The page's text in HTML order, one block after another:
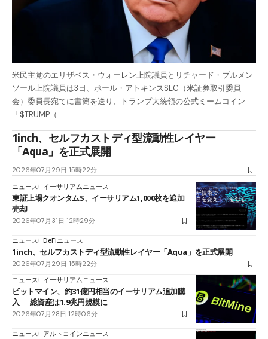
米民主党のエリザベス・ウォーレン上院議員とリチャード・ブルメン
ソール上院議員は3日、ポール・アトキンスSEC（米証券取引委員
会）委員長宛てに書簡を送り、トランプ大統領の公式ミームコイン
「$TRUMP（…
1inch、セルフカストディ型流動性レイヤー
「Aqua」を正式展開
2026年07月29日 15時22分
ニュース
イーサリアムニュース
東証上場クオンタムS、イーサリアム1,000枚を追加
売却
2026年07月31日 12時29分
ニュース DeFiニュース
1inch、セルフカストディ型流動性レイヤー「Aqua」を正式展開
2026年07月29日 15時22分
ニュース
イーサリアムニュース
ビットマイン、約31億円相当のイーサリアム追加購
入──総資産は1.9兆円規模に
2026年07月28日 12時06分
ニュース アルトコインニュース